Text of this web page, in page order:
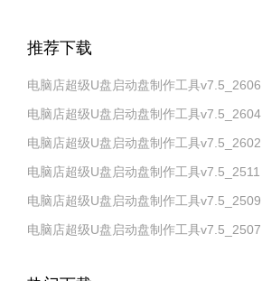
推荐下载
电脑店超级U盘启动盘制作工具v7.5_2606
电脑店超级U盘启动盘制作工具v7.5_2604
电脑店超级U盘启动盘制作工具v7.5_2602
电脑店超级U盘启动盘制作工具v7.5_2511
电脑店超级U盘启动盘制作工具v7.5_2509
电脑店超级U盘启动盘制作工具v7.5_2507